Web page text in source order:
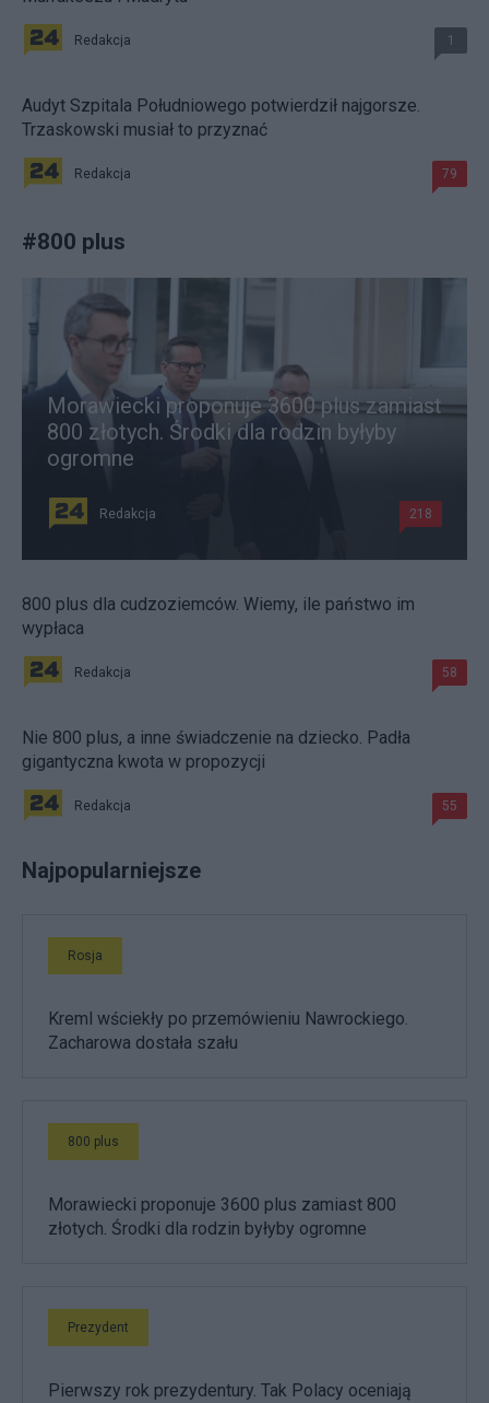
Redakcja 1
Audyt Szpitala Południowego potwierdził najgorsze.
Trzaskowski musiał to przyznać
Redakcja 79
#800 plus
Morawiecki proponuje 3600 plus zamiast
800 złotych. Środki dla rodzin byłyby
ogromne
Redakcja 218
800 plus dla cudzoziemców. Wiemy, ile państwo im
wypłaca
Redakcja 58
Nie 800 plus, a inne świadczenie na dziecko. Padła
gigantyczna kwota w propozycji
Redakcja 55
Najpopularniejsze
Rosja
Kreml wściekły po przemówieniu Nawrockiego.
Zacharowa dostała szału
800 plus
Morawiecki proponuje 3600 plus zamiast 800
złotych. Środki dla rodzin byłyby ogromne
Prezydent
Pierwszy rok prezydentury. Tak Polacy oceniają